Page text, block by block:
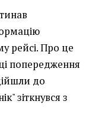
рейсі. Про це
попередження
до
зіткнувся з